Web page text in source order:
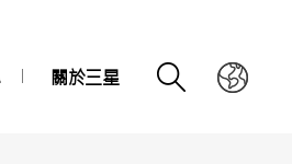
關於三星